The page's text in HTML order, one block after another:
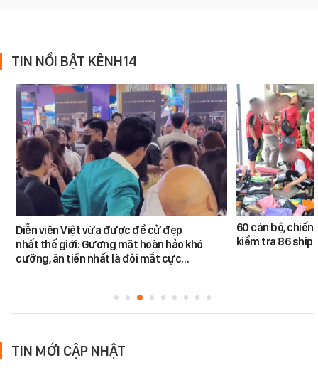
TIN NỔI BẬT KÊNH14
Diễn viên Việt vừa được đề cử đẹp
nhất thế giới: Gương mặt hoàn hảo khó
cưỡng, ăn tiền nhất là đôi mắt cực…
60 cán bộ,
kiểm tra 86
TIN MỚI CẬP NHẬT